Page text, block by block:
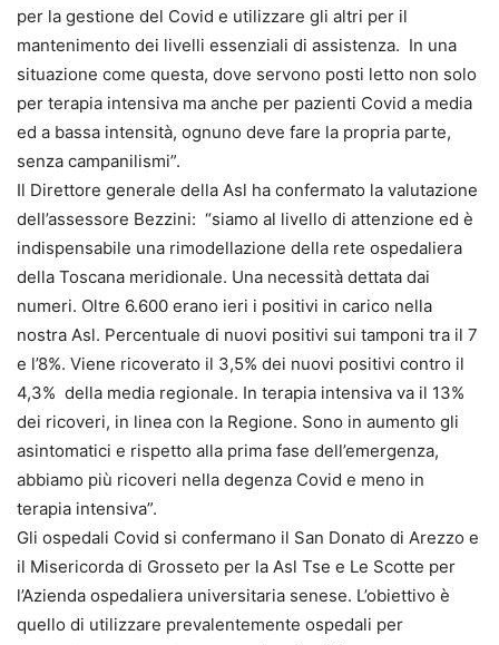
per la gestione del Covid e utilizzare gli altri per il
mantenimento dei livelli essenziali di assistenza. In una
situazione come questa, dove servono posti letto non solo
per terapia intensiva ma anche per pazienti Covid a media
ed a bassa intensità, ognuno deve fare la propria parte,
senza campanilismi”.
Il Direttore generale della Asl ha confermato la valutazione
dell’assessore Bezzini: “siamo al livello di attenzione ed è
indispensabile una rimodellazione della rete ospedaliera
della Toscana meridionale. Una necessità dettata dai
numeri. Oltre 6.600 erano ieri i positivi in carico nella
nostra Asl. Percentuale di nuovi positivi sui tamponi tra il 7
e l’8%. Viene ricoverato il 3,5% dei nuovi positivi contro il
4,3% della media regionale. In terapia intensiva va il 13%
dei ricoveri, in linea con la Regione. Sono in aumento gli
asintomatici e rispetto alla prima fase dell’emergenza,
abbiamo più ricoveri nella degenza Covid e meno in
terapia intensiva”.
Gli ospedali Covid si confermano il San Donato di Arezzo e
il Misericorda di Grosseto per la Asl Tse e Le Scotte per
l’Azienda ospedaliera universitaria senese. L’obiettivo è
quello di utilizzare prevalentemente ospedali per